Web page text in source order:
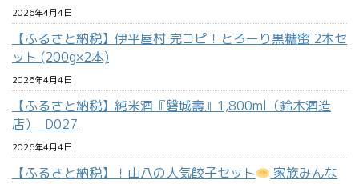
2026年4月4日
【ふるさと納税】伊平屋村 完コピ！とろーり黒糖蜜 2本セ
ット (200g×2本)
2026年4月4日
【ふるさと納税】純米酒『磐城壽』1,800ml（鈴木酒造
店）_D027
2026年4月4日
【ふるさと納税】！山八の人気餃子セット
家族みんな